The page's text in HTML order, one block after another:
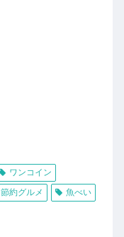
ワンコイン
節約グルメ 魚べい